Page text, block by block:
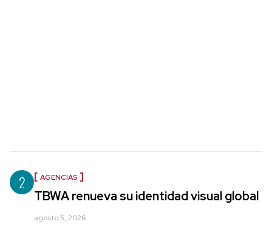
2 AGENCIAS
TBWA renueva su identidad visual global
agosto 5, 2026